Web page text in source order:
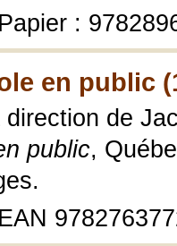
:
en public
direction de
public,